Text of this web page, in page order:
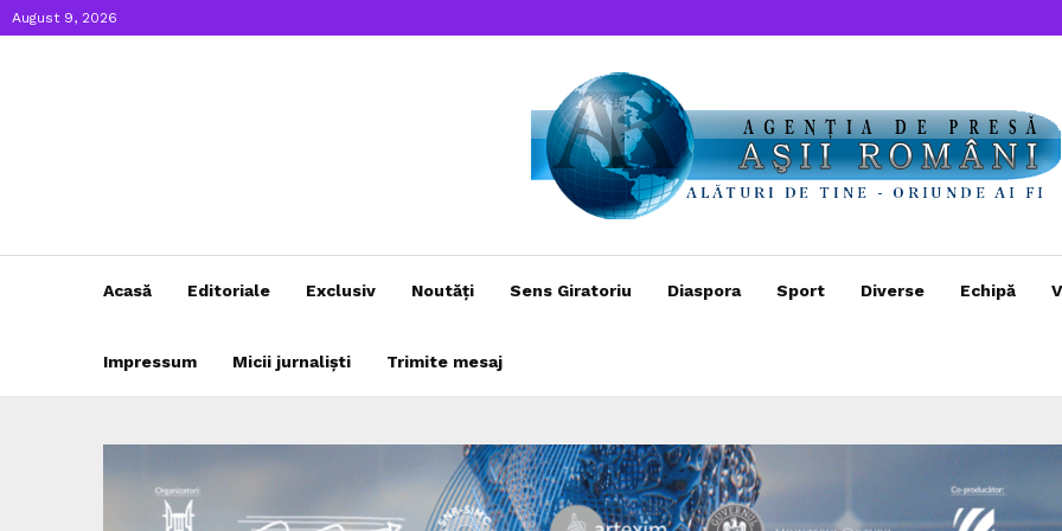
August 9, 2026
Acasă Editoriale Exclusiv Noutăți Sens Giratoriu Diaspora Sport Diverse Echipă
Impressum Micii jurnaliști Trimite mesaj